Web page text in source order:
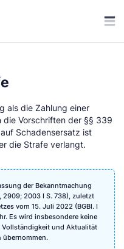
als die Zahlung einer
die Vorschriften der §§ 339
Schadensersatz ist
die Strafe verlangt.
der Bekanntmachung
2909; 2003 I S. 738), zuletzt
vom 15. Juli 2022 (BGBl. I
Es wird insbesondere keine
und Aktualität
übernommen.